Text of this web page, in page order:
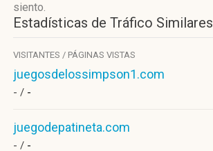
siento.
Estadísticas de Tráfico Similares
VISITANTES / PÁGINAS VISTAS
juegosdelossimpson1.com
- / -
juegodepatineta.com
- / -